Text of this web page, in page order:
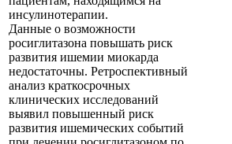
инсулинотерапии.
Данные о возможности
росиглитазона повышать риск
развития ишемии миокарда
недостаточны. Ретроспективный
анализ краткосрочных
клинических исследований
выявил повышенный риск
развития ишемических событий